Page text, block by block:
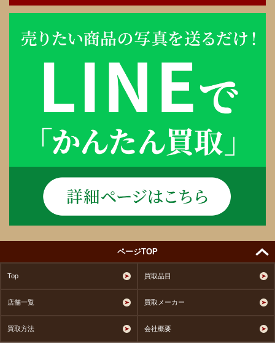
ページTOP
Top 買取品目
店舗一覧 買取メーカー
買取方法 会社概要